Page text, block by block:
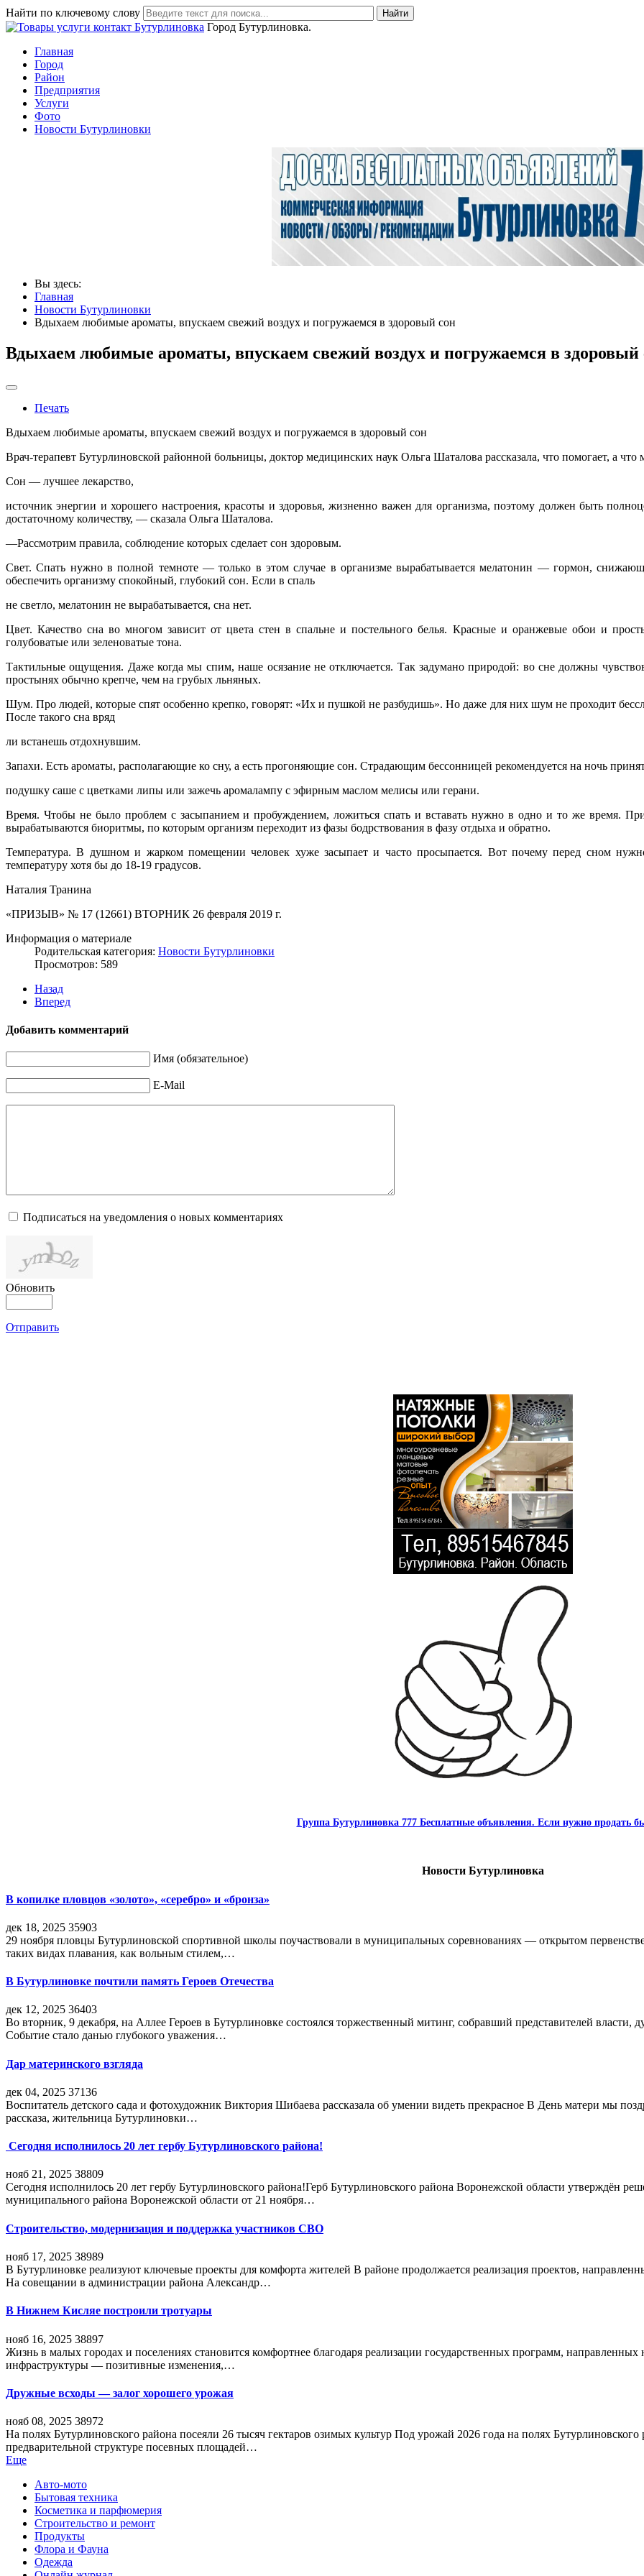
Найти по ключевому слову Найти
Город Бутурлиновка.
Главная
Город
Район
Предприятия
Услуги
Фото
Новости Бутурлиновки
Вы здесь:
Главная
Новости Бутурлиновки
Вдыхаем любимые ароматы, впускаем свежий воздух и погружаемся в здоровый сон
Вдыхаем любимые ароматы, впускаем свежий воздух и погружаемся в здоровый
Печать
Вдыхаем любимые ароматы, впускаем свежий воздух и погружаемся в здоровый сон
Врач-терапевт Бутурлиновской районной больницы, доктор медицинских наук Ольга Шаталова рассказала, что помогает, а что
Сон — лучшее лекарство,
источник энергии и хорошего настроения, красоты и здоровья, жизненно важен для организма, поэтому должен быть
достаточному количеству, — сказала Ольга Шаталова.
—Рассмотрим правила, соблюдение которых сделает сон здоровым.
Свет. Спать нужно в полной темноте — только в этом случае в организме вырабатывается мелатонин — гормон,
обеспечить организму спокойный, глубокий сон. Если в спаль
не светло, мелатонин не вырабатывается, сна нет.
Цвет. Качество сна во многом зависит от цвета стен в спальне и постельного белья. Красные и оранжевые обои и
голубоватые или зеленоватые тона.
Тактильные ощущения. Даже когда мы спим, наше осязание не отключается. Так задумано природой: во сне должны
простынях обычно крепче, чем на грубых льняных.
Шум. Про людей, которые спят особенно крепко, говорят: «Их и пушкой не разбудишь». Но даже для них шум не проходит
После такого сна вряд
ли встанешь отдохнувшим.
Запахи. Есть ароматы, располагающие ко сну, а есть прогоняющие сон. Страдающим бессонницей рекомендуется на ночь
подушку саше с цветками липы или зажечь аромалампу с эфирным маслом мелисы или герани.
Время. Чтобы не было проблем с засыпанием и пробуждением, ложиться спать и вставать нужно в одно и то же время.
вырабатываются биоритмы, по которым организм переходит из фазы бодрствования в фазу отдыха и обратно.
Температура. В душном и жарком помещении человек хуже засыпает и часто просыпается. Вот почему перед сном
температуру хотя бы до 18-19 градусов.
Наталия Транина
«ПРИЗЫВ» № 17 (12661) ВТОРНИК 26 февраля 2019 г.
Информация о материале
Родительская категория: Новости Бутурлиновки
Просмотров: 589
Назад
Вперед
Добавить комментарий
Имя (обязательное)
E-Mail
Подписаться на уведомления о новых комментариях
Обновить
Отправить
Группа Бутурлиновка 777 Бесплатные объявления. Если нужно продать
Новости Бутурлиновка
В копилке пловцов «золото», «серебро» и «бронза»
дек 18, 2025 35903
29 ноября пловцы Бутурлиновской спортивной школы поучаствовали в муниципальных соревнованиях — открытом
таких видах плавания, как вольным стилем,…
В Бутурлиновке почтили память Героев Отечества
дек 12, 2025 36403
Во вторник, 9 декабря, на Аллее Героев в Бутурлиновке состоялся торжественный митинг, собравший представителей
Событие стало данью глубокого уважения…
Дар материнского взгляда
дек 04, 2025 37136
Воспитатель детского сада и фотохудожник Виктория Шибаева рассказала об умении видеть прекрасное В День матери мы
рассказа, жительница Бутурлиновки…
Сегодня исполнилось 20 лет гербу Бутурлиновского района!
нояб 21, 2025 38809
Сегодня исполнилось 20 лет гербу Бутурлиновского района!Герб Бутурлиновского района Воронежской области утверждён
муниципального района Воронежской области от 21 ноября…
Строительство, модернизация и поддержка участников СВО
нояб 17, 2025 38989
В Бутурлиновке реализуют ключевые проекты для комфорта жителей В районе продолжается реализация проектов,
На совещании в администрации района Александр…
В Нижнем Кисляе построили тротуары
нояб 16, 2025 38897
Жизнь в малых городах и поселениях становится комфортнее благодаря реализации государственных программ,
инфраструктуры — позитивные изменения,…
Дружные всходы — залог хорошего урожая
нояб 08, 2025 38972
На полях Бутурлиновского района посеяли 26 тысяч гектаров озимых культур Под урожай 2026 года на полях
предварительной структуре посевных площадей…
Еще
Авто-мото
Бытовая техника
Косметика и парфюмерия
Строительство и ремонт
Продукты
Флора и Фауна
Одежда